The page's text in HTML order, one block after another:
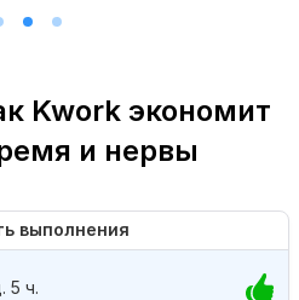
Kwork экономит
и нервы
выполнения
5 ч.